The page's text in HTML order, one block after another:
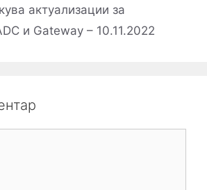
актуализации за
и Gateway – ​10.11.2022